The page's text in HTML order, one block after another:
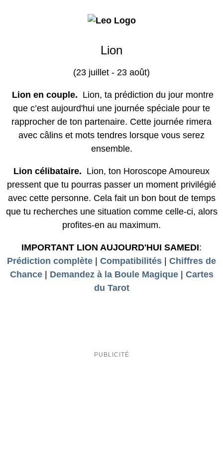
Lion
(23 juillet - 23 août)
Lion en couple. Lion, ta prédiction du jour montre
que c’est aujourd'hui une journée spéciale pour te
rapprocher de ton partenaire. Cette journée rimera
avec câlins et mots tendres lorsque vous serez
ensemble.
Lion célibataire. Lion, ton Horoscope Amoureux
pressent que tu pourras passer un moment privilégié
avec cette personne. Cela fait un bon bout de temps
que tu recherches une situation comme celle-ci, alors
profites-en au maximum.
IMPORTANT LION AUJOURD'HUI SAMEDI:
Prédiction complète
Compatibilités
Chiffres de
Chance| Demandez à la Boule Magique| Cartes
du Tarot